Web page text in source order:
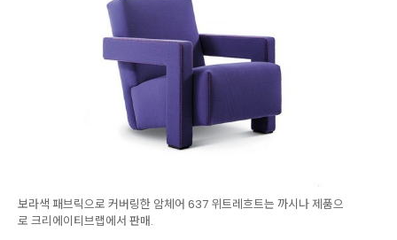
보라색 패브릭으로 커버링한 암체어 637 위트레흐트는 까시나 제품으
로 크리에이티브랩에서 판매.